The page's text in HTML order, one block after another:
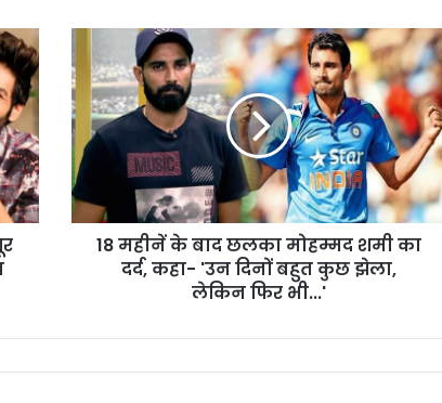
18 महीनें के बाद छलका मोहम्मद शमी का
दर्द, कहा- 'उन दिनों बहुत कुछ झेला,
लेकिन फिर भी...'